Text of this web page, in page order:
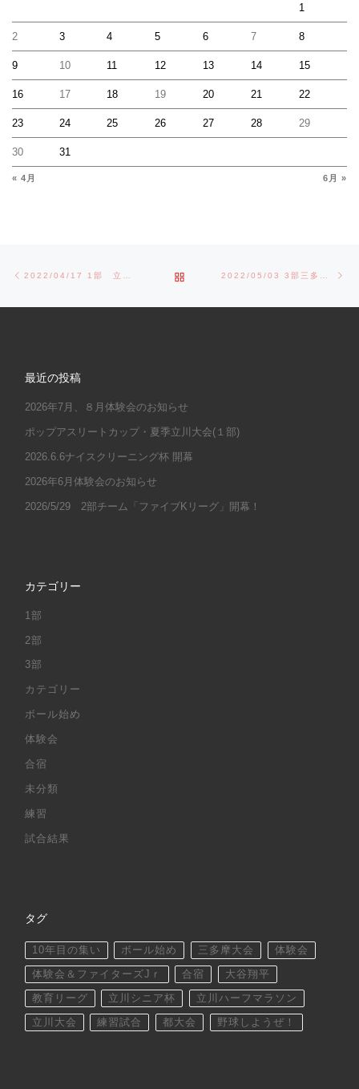
« 4月 6月 »
1
2 3 4 5 6 7 8
9 10 11 12 13 14 15
16 17 18 19 20 21 22
23 24 25 26 27 28 29
30 31
Post navigation BACK TO POST LIST
最近の投稿
2026年7月、８月体験会のお知らせ
ポップアスリートカップ・夏季立川大会(１部)
2026.6.6ナイスクリーニング杯 開幕
2026年6月体験会のお知らせ
2026/5/29 2部チーム「ファイブKリーグ」開幕！
カテゴリー
1部
2部
3部
カテゴリー
ボール始め
体験会
合宿
未分類
練習
試合結果
タグ
10年目の集い ボール始め 三多摩大会 体験会
体験会＆ファイターズJｒ 合宿 大谷翔平
教育リーグ 立川シニア杯 立川ハーフマラソン
立川大会 練習試合 都大会 野球しようぜ！